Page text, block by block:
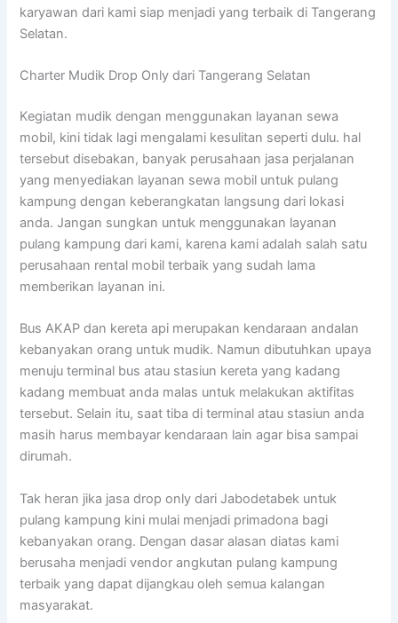
karyawan dari kami siap menjadi yang terbaik di Tangerang
Selatan.
Charter Mudik Drop Only dari Tangerang Selatan
Kegiatan mudik dengan menggunakan layanan sewa
mobil, kini tidak lagi mengalami kesulitan seperti dulu. hal
tersebut disebakan, banyak perusahaan jasa perjalanan
yang menyediakan layanan sewa mobil untuk pulang
kampung dengan keberangkatan langsung dari lokasi
anda. Jangan sungkan untuk menggunakan layanan
pulang kampung dari kami, karena kami adalah salah satu
perusahaan rental mobil terbaik yang sudah lama
memberikan layanan ini.
Bus AKAP dan kereta api merupakan kendaraan andalan
kebanyakan orang untuk mudik. Namun dibutuhkan upaya
menuju terminal bus atau stasiun kereta yang kadang
kadang membuat anda malas untuk melakukan aktifitas
tersebut. Selain itu, saat tiba di terminal atau stasiun anda
masih harus membayar kendaraan lain agar bisa sampai
dirumah.
Tak heran jika jasa drop only dari Jabodetabek untuk
pulang kampung kini mulai menjadi primadona bagi
kebanyakan orang. Dengan dasar alasan diatas kami
berusaha menjadi vendor angkutan pulang kampung
terbaik yang dapat dijangkau oleh semua kalangan
masyarakat.